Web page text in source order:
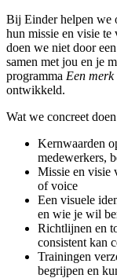
Bij Einder helpen we
hun missie en visie
doen we niet door
samen met jou en je
programma Een
ontwikkeld.
Wat we concreet
Kernwaarden
medewerkers,
Missie en visie
of voice
Een visuele
en wie je wil
Richtlijnen en
consistent kan
Trainingen
begrijpen en